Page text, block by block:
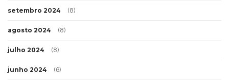
setembro 2024 (8)
agosto 2024 (8)
julho 2024 (8)
junho 2024 (6)